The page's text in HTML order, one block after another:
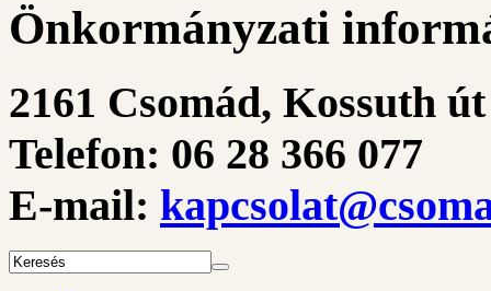
Önkormányzati
2161 Csomád, Kossuth
Telefon: 06 28 366 077
E-mail: